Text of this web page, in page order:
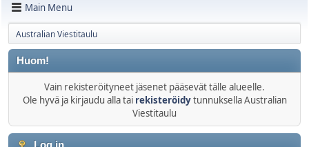
Main Menu
Australian Viestitaulu
Huom!
Vain rekisteröityneet jäsenet pääsevät tälle alueelle.
Ole hyvä ja kirjaudu alla tai rekisteröidytunnuksella Australian
Viestitaulu